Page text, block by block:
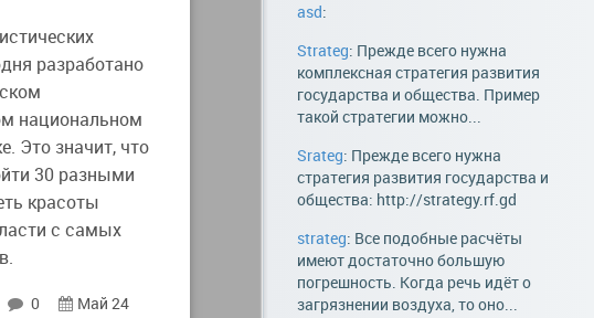
asd:
Strateg: Прежде всего нужна
комплексная стратегия развития
государства и общества. Пример
такой стратегии можно...
Srateg: Прежде всего нужна
стратегия развития государства и
общества: http://strategy.rf.gd
strateg: Все подобные расчёты
имеют достаточно большую
погрешность. Когда речь идёт о
загрязнении воздуха, то оно...
разработано
национальном
Это значит, что
30 разными
красоты
с самых
0
Май 24